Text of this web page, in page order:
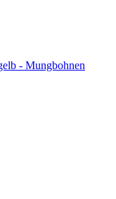
- Mungbohnen